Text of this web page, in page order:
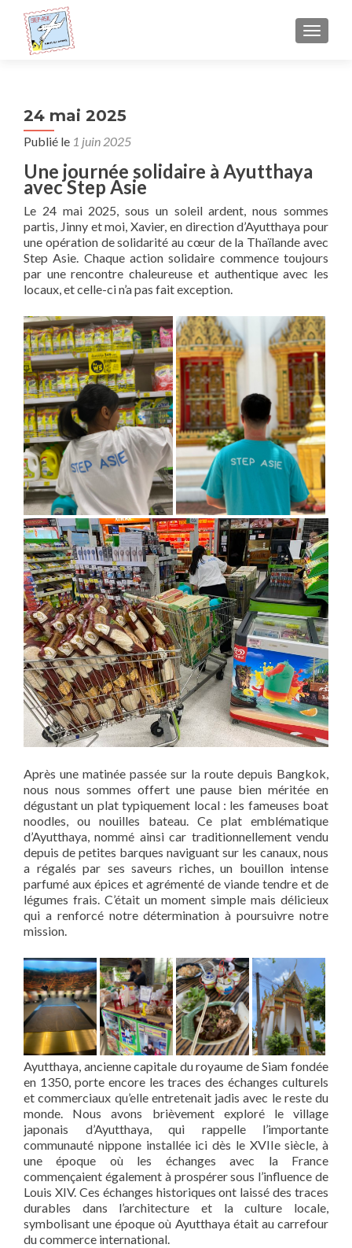
24 mai 2025
Publié le 1 juin 2025
Une journée solidaire à Ayutthaya
avec Step Asie
Le 24 mai 2025, sous un soleil ardent, nous sommes
partis, Jinny et moi, Xavier, en direction d’Ayutthaya pour
une opération de solidarité au cœur de la Thaïlande avec
Step Asie. Chaque action solidaire commence toujours
par une rencontre chaleureuse et authentique avec les
locaux, et celle-ci n’a pas fait exception.
Après une matinée passée sur la route depuis Bangkok,
nous nous sommes offert une pause bien méritée en
dégustant un plat typiquement local : les fameuses boat
noodles, ou nouilles bateau. Ce plat emblématique
d’Ayutthaya, nommé ainsi car traditionnellement vendu
depuis de petites barques naviguant sur les canaux, nous
a régalés par ses saveurs riches, un bouillon intense
parfumé aux épices et agrémenté de viande tendre et de
légumes frais. C’était un moment simple mais délicieux
qui a renforcé notre détermination à poursuivre notre
mission.
Ayutthaya, ancienne capitale du royaume de Siam fondée
en 1350, porte encore les traces des échanges culturels
et commerciaux qu’elle entretenait jadis avec le reste du
monde. Nous avons brièvement exploré le village
japonais d’Ayutthaya, qui rappelle l’importante
communauté nippone installée ici dès le XVIIe siècle, à
une époque où les échanges avec la France
commençaient également à prospérer sous l’influence de
Louis XIV. Ces échanges historiques ont laissé des traces
durables dans l’architecture et la culture locale,
symbolisant une époque où Ayutthaya était au carrefour
du commerce international.